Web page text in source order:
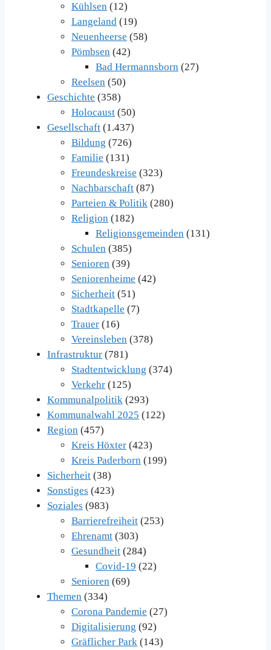
Kühlsen (12)
Langeland (19)
Neuenheerse (58)
Pömbsen (42)
Bad Hermannsborn (27)
Reelsen (50)
Geschichte (358)
Holocaust (50)
Gesellschaft (1.437)
Bildung (726)
Familie (131)
Freundeskreise (323)
Nachbarschaft (87)
Parteien & Politik (280)
Religion (182)
Religionsgemeinden (131)
Schulen (385)
Senioren (39)
Seniorenheime (42)
Sicherheit (51)
Stadtkapelle (7)
Trauer (16)
Vereinsleben (378)
Infrastruktur (781)
Stadtentwicklung (374)
Verkehr (125)
Kommunalpolitik (293)
Kommunalwahl 2025 (122)
Region (457)
Kreis Höxter (423)
Kreis Paderborn (199)
Sicherheit (38)
Sonstiges (423)
Soziales (983)
Barrierefreiheit (253)
Ehrenamt (303)
Gesundheit (284)
Covid-19 (22)
Senioren (69)
Themen (334)
Corona Pandemie (27)
Digitalisierung (92)
Gräflicher Park (143)